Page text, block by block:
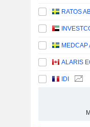
RATOS
MEDCAP
IDI